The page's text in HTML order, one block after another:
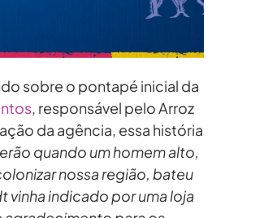
sobre o pontapé inicial da
, responsável pelo Arroz
da agência, essa história
quando um homem alto,
nossa região, bateu
vinha indicado por uma loja